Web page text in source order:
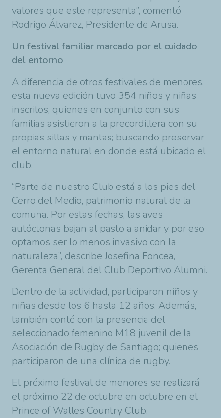
valores que este representa”, comentó
Rodrigo Álvarez, Presidente de Arusa.
Un festival familiar marcado por el cuidado
del entorno
A diferencia de otros festivales de menores,
esta nueva edición tuvo 354 niños y niñas
inscritos, quienes en conjunto con sus
familias asistieron a la precordillera con su
propias sillas y mantas; buscando preservar
el entorno natural en donde está ubicado el
club.
“Parte de nuestro Club está a los pies del
Cerro del Medio, patrimonio natural de la
comuna. Por estas fechas, las aves
autóctonas bajan al pasto a anidar y por eso
optamos ser lo menos invasivo con la
naturaleza”, describe Josefina Foncea,
Gerenta General del Club Deportivo Alumni.
Dentro de la actividad, participaron niños y
niñas desde los 6 hasta 12 años. Además,
también contó con la presencia del
seleccionado femenino M18 juvenil de la
Asociación de Rugby de Santiago; quienes
participaron de una clínica de rugby.
El próximo festival de menores se realizará
el próximo 22 de octubre en octubre en el
Prince of Walles Country Club.